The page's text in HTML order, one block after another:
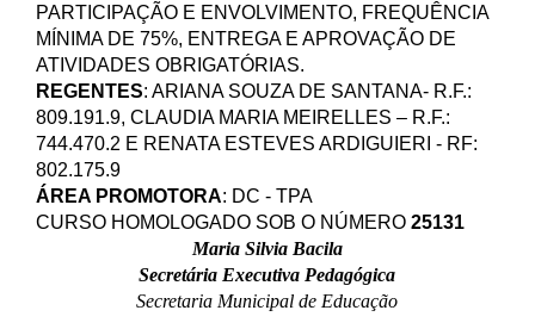
PARTICIPAÇÃO E ENVOLVIMENTO, FREQUÊNCIA
MÍNIMA DE 75%, ENTREGA E APROVAÇÃO DE
ATIVIDADES OBRIGATÓRIAS.
REGENTES: ARIANA SOUZA DE SANTANA- R.F.:
809.191.9, CLAUDIA MARIA MEIRELLES – R.F.:
744.470.2 E RENATA ESTEVES ARDIGUIERI - RF:
802.175.9
ÁREA PROMOTORA: DC - TPA
CURSO HOMOLOGADO SOB O NÚMERO 25131
Maria Silvia Bacila
Secretária Executiva Pedagógica
Secretaria Municipal de Educação